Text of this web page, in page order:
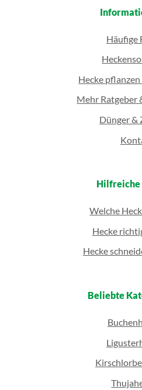
Häufige
Hecke
Mehr Ratgeber
Dünger &
Hilfreiche
Welche
Hecke
Hecke
Beliebte